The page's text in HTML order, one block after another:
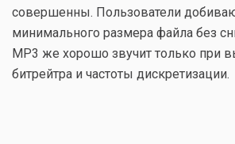
совершенны. Пользователи
минимального размера файла без
МР3 же хорошо звучит только при
битрейтра и частоты дискретизации.